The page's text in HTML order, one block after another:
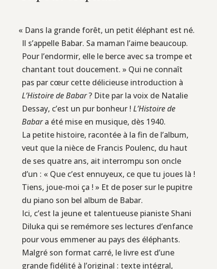
« Dans la grande forêt, un petit éléphant est né.
Il s’appelle Babar. Sa maman l’aime beaucoup.
Pour l’endormir, elle le berce avec sa trompe et
chantant tout doucement. » Qui ne connaît
pas par cœur cette délicieuse introduction à
L’Histoire de Babar? Dite par la voix de Natalie
Dessay, c’est un pur bonheur ! L’Histoire de
Babara été mise en musique, dès 1940.
La petite histoire, racontée à la fin de l’album,
veut que la nièce de Francis Poulenc, du haut
de ses quatre ans, ait interrompu son oncle
d’un : « Que c’est ennuyeux, ce que tu joues là !
Tiens, joue-moi ça ! » Et de poser sur le pupitre
du piano son bel album de Babar.
Ici, c’est la jeune et talentueuse pianiste Shani
Diluka qui se remémore ses lectures d’enfance
pour vous emmener au pays des éléphants.
Malgré son format carré, le livre est d’une
grande fidélité à l’original : texte intégral,